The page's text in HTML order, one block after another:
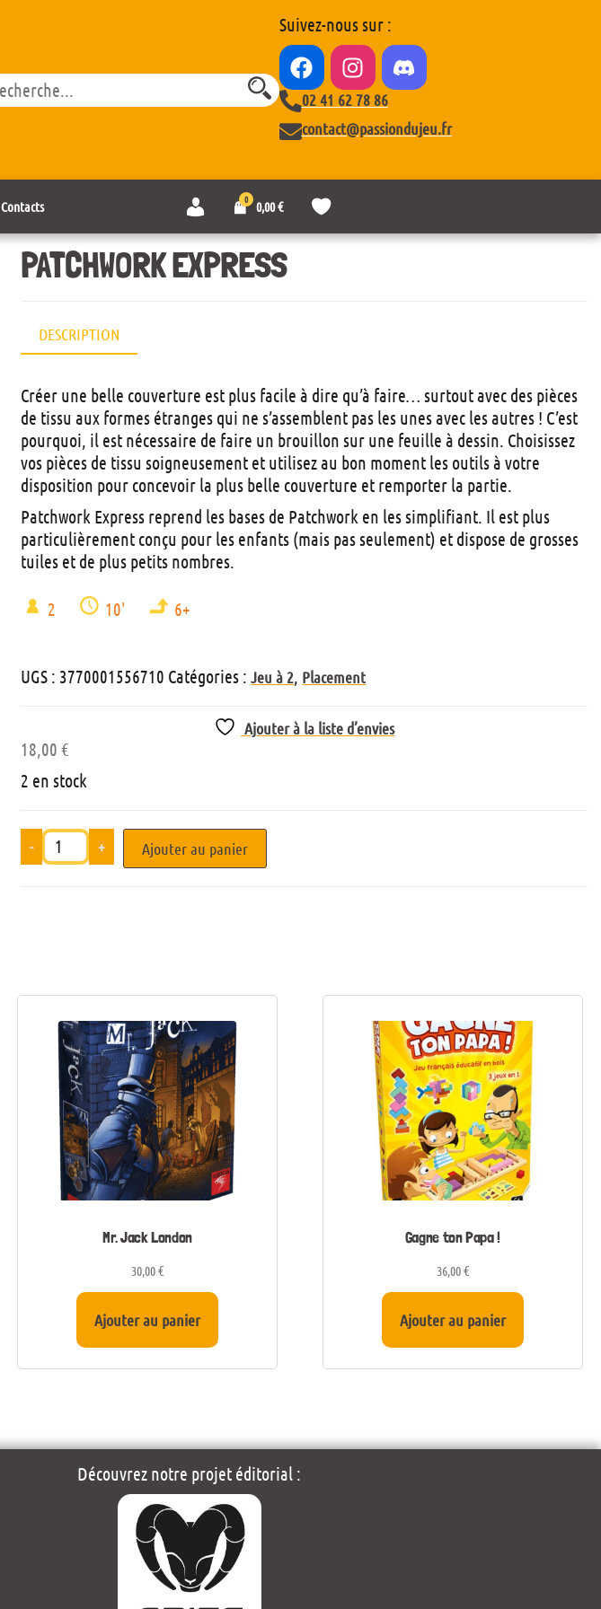
Suivez-nous sur :
02 41 62 78 86
contact@passiondujeu.fr
Contacts
n
c
o
m
0 0,00€
s
i
t
s
PATCHWORK EXPRESS
DESCRIPTION
Créer une belle couverture est plus facile à dire qu’à faire… surtout avec des pièces
de tissu aux formes étranges qui ne s’assemblent pas les unes avec les autres ! C’est
pourquoi, il est nécessaire de faire un brouillon sur une feuille à dessin. Choisissez
vos pièces de tissu soigneusement et utilisez au bon moment les outils à votre
disposition pour concevoir la plus belle couverture et remporter la partie.
Patchwork Express reprend les bases de Patchwork en les simplifiant. Il est plus
particulièrement conçu pour les enfants (mais pas seulement) et dispose de grosses
tuiles et de plus petits nombres.
2 10' 6+
UGS : 3770001556710 Catégories :Jeu à 2 Placement
Ajouter à la liste d’envies
18,00€
2 en stock
- + Ajouter au panier
Mr. Jack London
30,00€
Ajouter au panier
Gagne ton Papa !
36,00€
Ajouter au panier
Découvrez notre projet éditorial :